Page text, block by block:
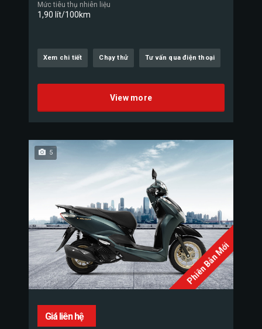
Mức tiêu thụ nhiên liệu
1,90 lít/100km
Xem chi tiết Chạy thử Tư vấn qua điện thoại
View more
Phiên Bản Mới
5
Giá liên hệ